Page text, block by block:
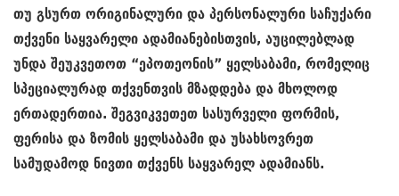
თუ გსურთ ორიგინალური და პერსონალური საჩუქარი
თქვენი საყვარელი ადამიანებისთვის, აუცილებლად
უნდა შეუკვეთოთ “ეპოთეონის” ყელსაბამი, რომელიც
სპეციალურად თქვენთვის მზადდება და მხოლოდ
ერთადერთია. შეგვიკვეთეთ სასურველი ფორმის,
ფერისა და ზომის ყელსაბამი და უსახსოვრეთ
სამუდამოდ ნივთი თქვენს საყვარელ ადამიანს.